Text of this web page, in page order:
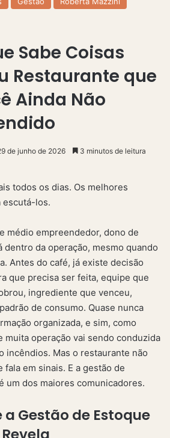
Sabe Coisas
Restaurante que
Ainda Não
de junho de 2026 3 minutos de leitura
todos os dias. Os melhores
escutá-los.
médio empreendedor, dono de
dentro da operação, mesmo quando
Antes do café, já existe decisão
que precisa ser feita, equipe que
ingrediente que venceu,
de consumo. Quase nunca
organizada, e sim, como
muita operação vai sendo conduzida
incêndios. Mas o restaurante não
fala em sinais. E a gestão de
um dos maiores comunicadores.
a Gestão de Estoque